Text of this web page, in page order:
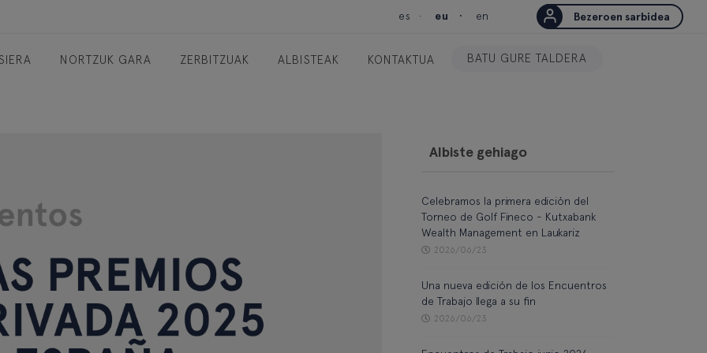
es eu en Bezeroen sarbidea
NORTZUK GARA ZERBITZUAK ALBISTEAK KONTAKTUA BATU GURE TALDERA
Albiste gehiago
Celebramos la primera edición del
Torneo de Golf Fineco - Kutxabank
Wealth Management en Laukariz
2026/06/23
Una nueva edición de los Encuentros
de Trabajo llega a su fin
2026/06/23